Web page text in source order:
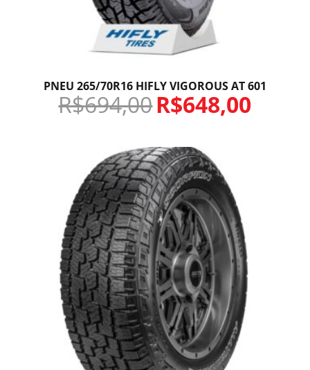
PNEU 265/70R16 HIFLY VIGOROUS AT 601
R$694,00R$648,00